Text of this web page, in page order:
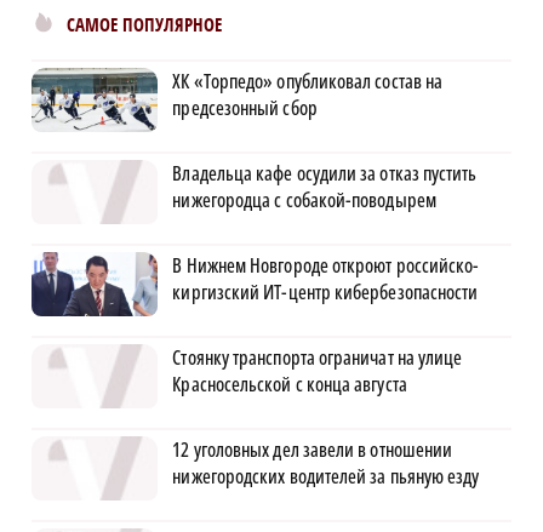
САМОЕ ПОПУЛЯРНОЕ
ХК «Торпедо» опубликовал состав на
предсезонный сбор
Владельца кафе осудили за отказ пустить
нижегородца с собакой-поводырем
В Нижнем Новгороде откроют российско-
киргизский ИТ-центр кибербезопасности
Стоянку транспорта ограничат на улице
Красносельской с конца августа
12 уголовных дел завели в отношении
нижегородских водителей за пьяную езду